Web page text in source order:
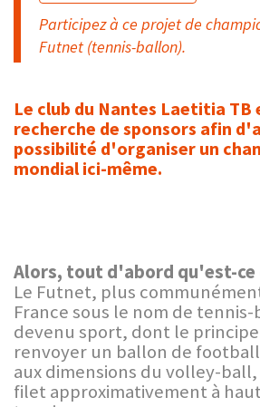
Participez à ce projet de
Futnet (tennis-ballon).
Le club du Nantes Laetitia TB
recherche de sponsors afin
possibilité d'organiser un
mondial ici-même.
Alors, tout d'abord qu'est-ce
Le Futnet, plus
France sous le nom de
devenu sport, dont le principe
renvoyer un ballon de
aux dimensions du volley-
filet approximativement à